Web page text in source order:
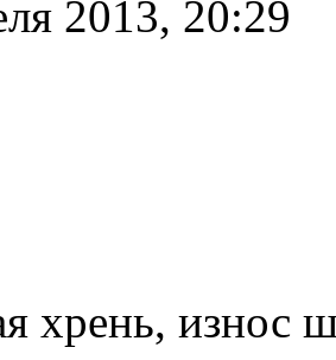
2013, 20:29
хрень, износ